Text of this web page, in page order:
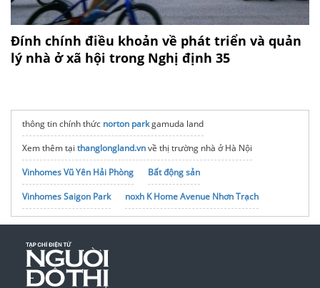
Đính chính điều khoản về phát triển và quản
lý nhà ở xã hội trong Nghị định 35
thông tin chính thức norton parkgamuda land
Xem thêm tại thanglongland.vnvề thị trường nhà ở Hà Nội
Vinhomes Vũ Yên Hải Phòng
Bất động sản
Vinhomes Saigon Park
noxh K Home Avenue Nhơn Trạch
Tập đoàn Bcons Group